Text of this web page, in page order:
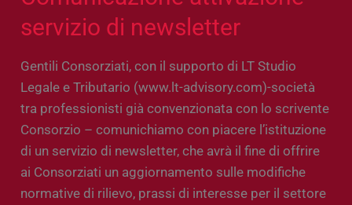
servizio di newsletter
Gentili Consorziati, con il supporto di LT Studio
Legale e Tributario (www.lt-advisory.com)-società
tra professionisti già convenzionata con lo scrivente
Consorzio – comunichiamo con piacere l’istituzione
di un servizio di newsletter, che avrà il fine di offrire
ai Consorziati un aggiornamento sulle modifiche
normative di rilievo, prassi di interesse per il settore